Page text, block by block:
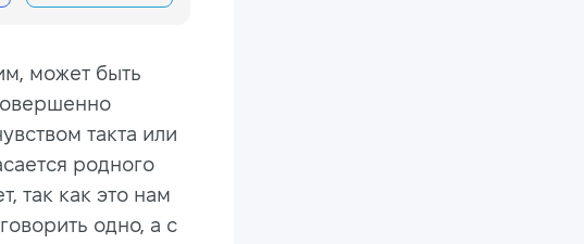
может быть
такта или
родного
так как это нам
одно, а с